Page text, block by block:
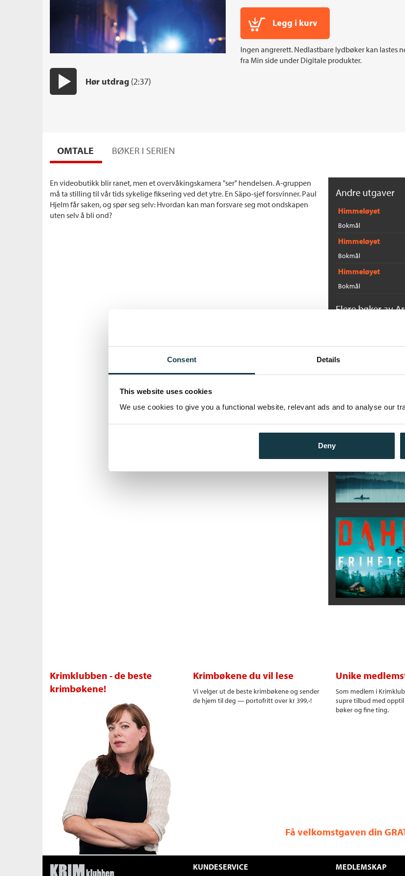
Consent Details
This website uses cookies
We use cookies to give you a functional website, relevant ads and to analyse our
Deny
Hør utdrag (2:37)
Legg i kurv
Ingen angrerett. Nedlastbare lydbøker kan lastes
fra Min side under Digitale produkter.
OMTALE BØKER I SERIEN
En videobutikk blir ranet, men et overvåkingskamera "ser" hendelsen. A-gruppen
må ta stilling til vår tids sykelige fiksering ved det ytre. En Säpo-sjef forsvinner. Paul
Hjelm får saken, og spør seg selv: Hvordan kan man forsvare seg mot ondskapen
uten selv å bli ond?
Andre utgaver
Himmeløyet
Bokmål
Himmeløyet
Bokmål
Himmeløyet
Bokmål
Flere bøker av
Krimklubben - de beste
krimbøkene!
Krimbøkene du vil lese
Vi velger ut de beste krimbøkene og sender
de hjem til deg — portofritt over kr 399,-!
Unike
Som medlem i
supre tilbud med opptil
bøker og fine ting.
Få velkomstgaven din
KUNDESERVICE MEDLEMSKAP